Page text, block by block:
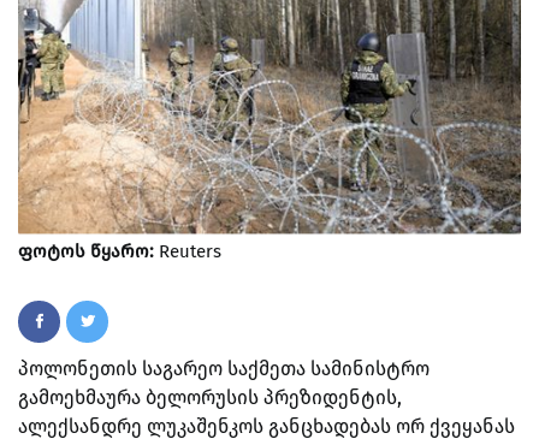
ფოტოს წყარო: Reuters
პოლონეთის საგარეო საქმეთა სამინისტრო
გამოეხმაურა ბელორუსის პრეზიდენტის,
ალექსანდრე ლუკაშენკოს განცხადებას ორ ქვეყანას